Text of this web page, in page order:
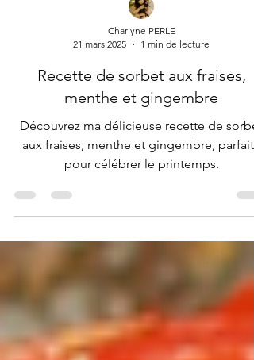
21 mars 2025
1 min de lecture
Recette de sorbet aux fraises,
menthe et gingembre
Découvrez ma délicieuse recette de
aux fraises, menthe et gingembre, parfaite
pour célébrer le printemps.